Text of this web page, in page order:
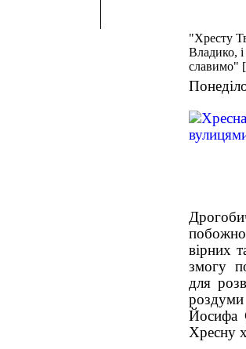
"Хресту
Владико, і
вірних
змогу
для
Йосифа
Хресну